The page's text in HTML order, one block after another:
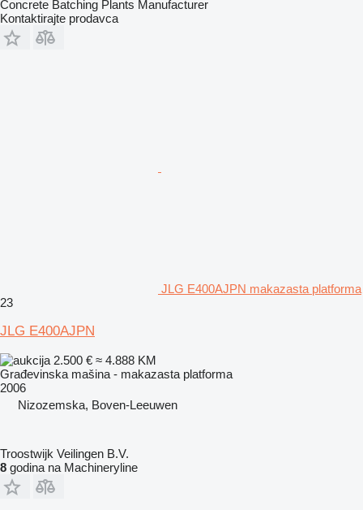
Concrete Batching Plants Manufacturer
Kontaktirajte prodavca
JLG E400AJPN makazasta platforma
23
JLG E400AJPN
2.500 € ≈ 4.888 KM
Građevinska mašina - makazasta platforma
2006
Nizozemska, Boven-Leeuwen
Troostwijk Veilingen B.V.
8 godina na Machineryline